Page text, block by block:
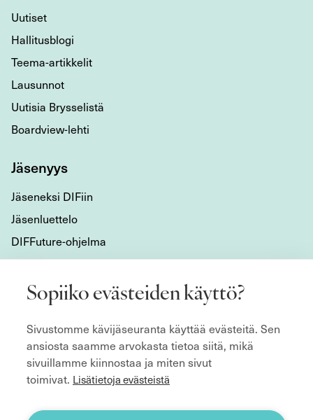
Sopiiko evästeiden käyttö?
Sivustomme kävijäseuranta käyttää evästeitä. Sen
ansiosta saamme arvokasta tietoa siitä, mikä
sivuillamme kiinnostaa ja miten sivut
toimivat. Lisätietoja evästeistä
Uutiset
Hallitusblogi
Teema-artikkelit
Lausunnot
Uutisia Brysselistä
Boardview-lehti
Jäsenyys
Jäseneksi DIFiin
Jäsenluettelo
DIFFuture-ohjelma
Tietoa meistä
Mikä DIF on?
Organisaatio
Hyvän hallitustyön kulmakivet
Säännöt